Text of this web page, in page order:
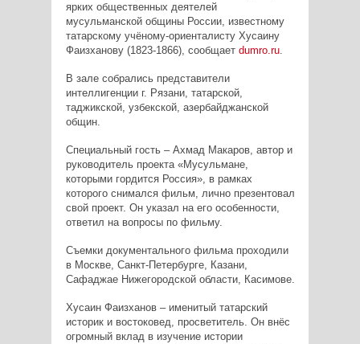
ярких общественных деятелей
мусульманской общины России, известному
татарскому учёному-ориенталисту Хусаину
Фаизханову (1823-1866), сообщает dumro.ru.
В зале собрались представители
интеллигенции г. Рязани, татарской,
таджикской, узбекской, азербайджанской
общин.
Специальный гость – Ахмад Макаров, автор и
руководитель проекта «Мусульмане,
которыми гордится Россия», в рамках
которого снимался фильм, лично презентовал
свой проект. Он указал на его особенности,
ответил на вопросы по фильму.
Съемки документального фильма проходили
в Москве, Санкт-Петербурге, Казани,
Сафаджае Нижегородской области, Касимове.
Хусаин Фаизханов – именитый татарский
историк и востоковед, просветитель. Он внёс
огромный вклад в изучение истории